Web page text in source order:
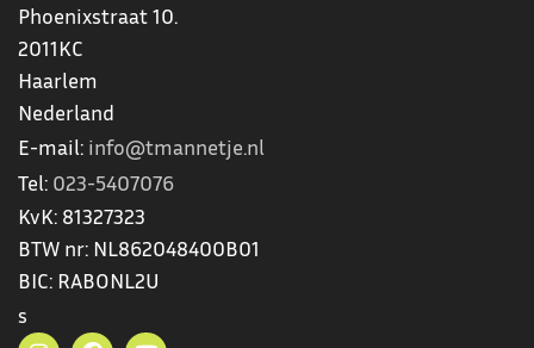
Phoenixstraat 10.
2011KC
Haarlem
Nederland
E-mail: info@tmannetje.nl
Tel: 023-5407076
KvK: 81327323
BTW nr: NL862048400B01
BIC: RABONL2U
s